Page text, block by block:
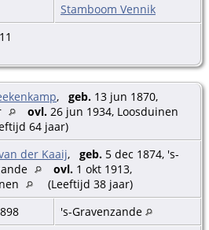
Stamboom Vennik
, geb. 13 jun 1870,
ovl. 26 jun 1934, Loosduinen
64 jaar)
der Kaaij, geb. 5 dec 1874, 's-
ovl. 1 okt 1913,
(Leeftijd 38 jaar)
's-Gravenzande